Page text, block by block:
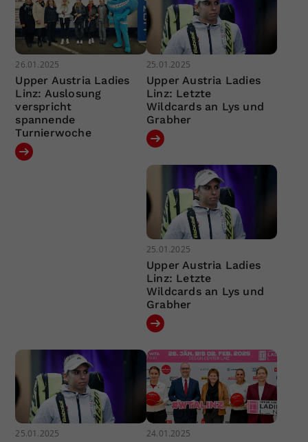
26.01.2025
Upper Austria Ladies
Linz: Auslosung
verspricht
spannende
Turnierwoche
25.01.2025
Upper Austria Ladies
Linz: Letzte
Wildcards an Lys und
Grabher
25.01.2025
Upper Austria Ladies
Linz: Letzte
Wildcards an Lys und
Grabher
25.01.2025 24.01.2025